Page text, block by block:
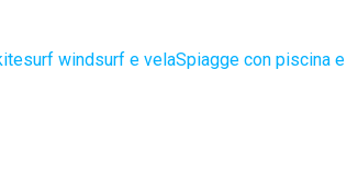
windsurf e velaSpiagge con piscina